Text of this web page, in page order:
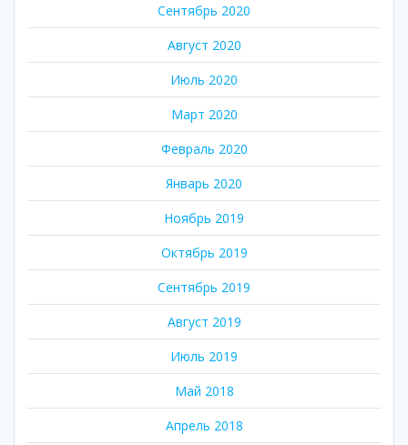
Сентябрь 2020
Август 2020
Июль 2020
Март 2020
Февраль 2020
Январь 2020
Ноябрь 2019
Октябрь 2019
Сентябрь 2019
Август 2019
Июль 2019
Май 2018
Апрель 2018